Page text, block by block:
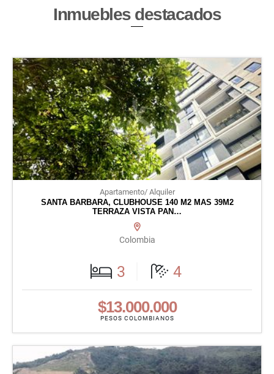
Inmuebles destacados
Apartamento/ Alquiler
SANTA BARBARA, CLUBHOUSE 140 M2 MAS 39M2
TERRAZA VISTA PAN…
Colombia
3 4
$13.000.000
PESOS COLOMBIANOS